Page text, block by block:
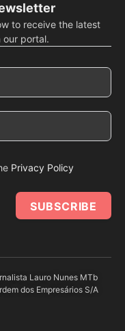
to receive the latest
our portal.
Privacy Policy
SUBSCRIBE
Lauro Nunes MTb
dos Empresários S/A